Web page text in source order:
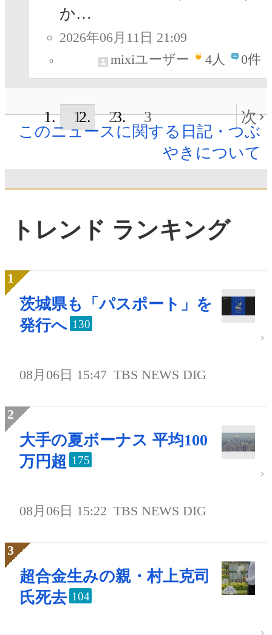
か…
2026年06月11日 21:09
mixiユーザー
4人 0件
1 2 3
次
このニュースに関する日記・つぶ
やきについて
トレンド ランキング
茨城県も「パスポート」を
発行へ 130
08月06日 15:47 TBS NEWS DIG
大手の夏ボーナス 平均100
万円超 175
08月06日 15:22 TBS NEWS DIG
超合金生みの親・村上克司
氏死去 104